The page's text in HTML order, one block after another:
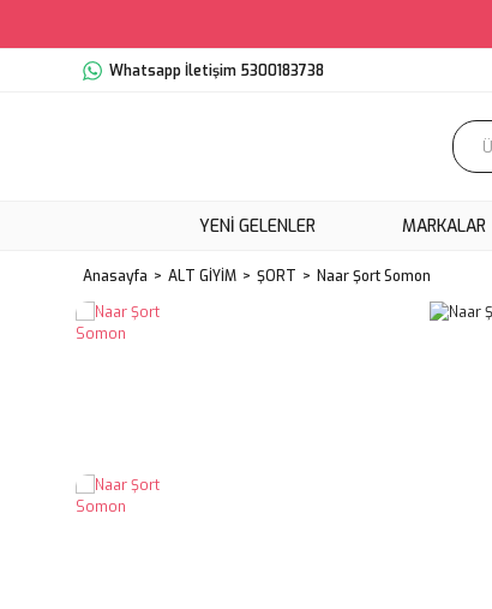
Whatsapp İletişim 5300183738
YENI GELENLER MARKALAR
Anasayfa ALT GİYİM ŞORT Naar Şort Somon